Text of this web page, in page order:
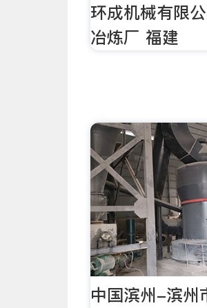
环成机械有限
冶炼厂 福建
中国滨州-滨州